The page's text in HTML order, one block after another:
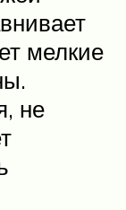
мелкие
не